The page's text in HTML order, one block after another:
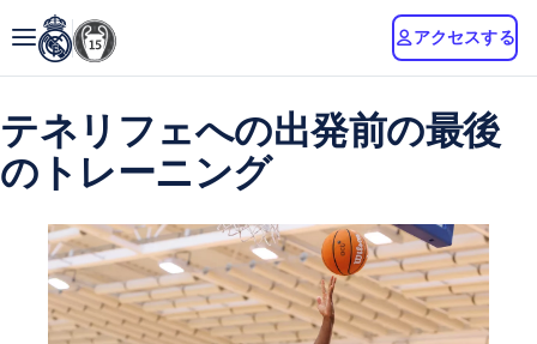
アクセスする
テネリフェへの出発前の最後
のトレーニング